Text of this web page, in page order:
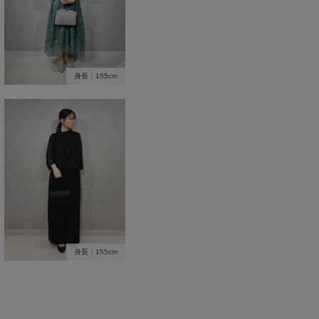
身長：155cm
身長：155cm